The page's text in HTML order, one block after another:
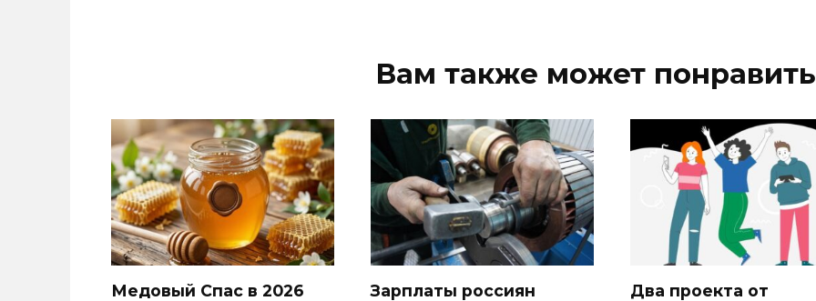
Вам также может
Медовый Спас в 2026
Зарплаты россиян
Два проекта от